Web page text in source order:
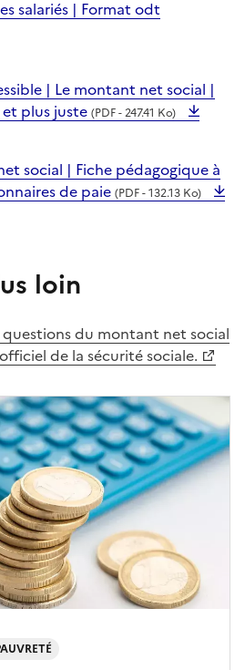
salariés | Format odt
| Le montant net social |
plus juste (PDF - 247.41 Ko)
social | Fiche pédagogique à
de paie (PDF - 132.13 Ko)
loin
du montant net social
de la sécurité sociale.